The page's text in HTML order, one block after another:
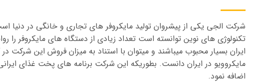
شرکت الجی یکی از پیشروان تولید مایکروفر های تجاری و خانگی در دنیا
تکنولوژی های نوین توانسته است تعداد زیادی از دستگاه های مایکروفر را
ایران بسیار محبوب میباشند و میتوان با استناد به میزان فروش این شرکت
مایکروویو در ایران دانست. بطوریکه این شرکت برنامه های پخت غذای
اضافه نمود.